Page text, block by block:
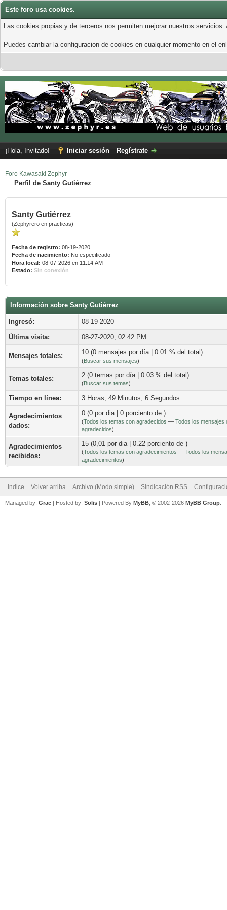
Este foro usa cookies.
Las cookies propias y de terceros nos permiten mejorar nuestros
Puedes cambiar la configuracion de cookies en cualquier momento en el
¡Hola, Invitado! Iniciar sesión Regístrate
Foro Kawasaki Zephyr
Perfil de Santy Gutiérrez
Santy Gutiérrez
(Zephyrero en practicas)
Fecha de registro: 08-19-2020
Fecha de nacimiento: No especificado
Hora local: 08-07-2026 en 11:14 AM
Estado: Sin conexión
Información sobre Santy Gutiérrez
Ingresó:
08-19-2020
Última visita:
08-27-2020, 02:42 PM
Mensajes totales: 10 (0 mensajes por día | 0.01 % del total)
(Buscar sus mensajes)
Temas totales: 2 (0 temas por día | 0.03 % del total)
(Buscar sus temas)
Tiempo en línea: 3 Horas, 49 Minutos, 6 Segundos
Agradecimientos
dados:
0 (0 por dia | 0 porciento de )
(Todos los temas con agradecidos — Todos los mensajes
agradecidos)
Agradecimientos
recibidos:
15 (0,01 por dia | 0.22 porciento de )
(Todos los temas con agradecimientos — Todos los
agradecimientos)
Indice Volver arriba Archivo (Modo simple) Sindicación RSS
Managed by: Grac | Hosted by: Solis | Powered By MyBB , © 2002-2026 MyBB Group